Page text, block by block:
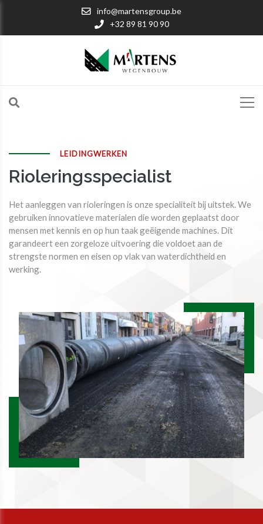
info@martensgroup.be
+32 89 81 90 90
LEIDINGWERKEN
Rioleringsspecialist
Het aanleggen van rioleringen is onze specialiteit bij uitstek. We
gebruiken innovatieve materialen die worden geplaatst door
mensen met kennis en op hun taak geëigende machines. Dit
garandeert een zorgeloze uitvoering die voldoet aan de
strengste normen en eisen op vlak van waterdichtheid en
werking.